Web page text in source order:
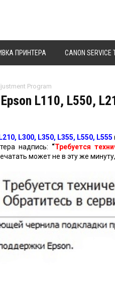
ПРИНТЕРА CANON SERVICE
Program
L110, L550,
L300, L350, L355, L550, L555
надпись: “Требуется
может не в эту же